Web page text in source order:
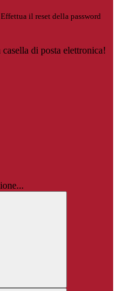
il reset della password
di posta elettronica!